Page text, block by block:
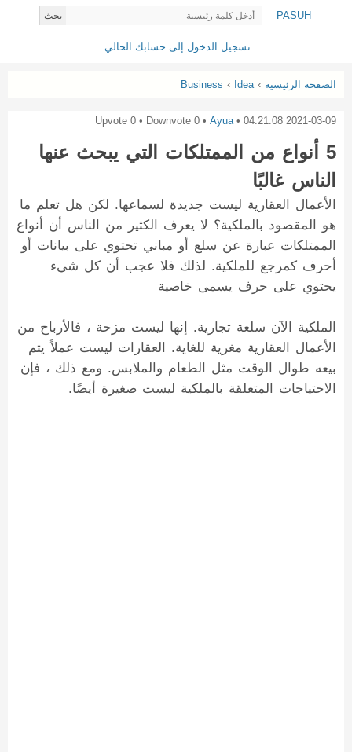
PASUH بحث
تسجيل الدخول إلى حسابك الحالي.
الصفحة الرئيسية ›
Business › Idea
2021-03-09 04:21:08
•
Ayua
• Upvote
0 • Downvote 0
5 أنواع من الممتلكات التي يبحث عنها
الناس غالبًا
الأعمال العقارية ليست جديدة لسماعها. لكن هل تعلم ما
هو المقصود بالملكية؟ لا يعرف الكثير من الناس أن أنواع
الممتلكات عبارة عن سلع أو مباني تحتوي على بيانات أو
أحرف كمرجع للملكية. لذلك فلا عجب أن كل شيء
يحتوي على حرف يسمى خاصية
الملكية الآن سلعة تجارية. إنها ليست مزحة ، فالأرباح من
الأعمال العقارية مغرية للغاية. العقارات ليست عملاً يتم
بيعه طوال الوقت مثل الطعام والملابس. ومع ذلك ، فإن
الاحتياجات المتعلقة بالملكية ليست صغيرة أيضًا.